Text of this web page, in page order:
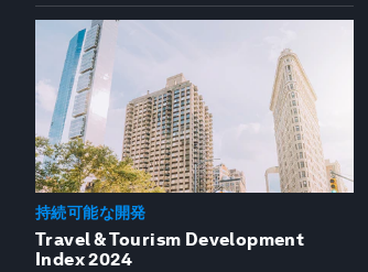
持続可能な開発
Travel & Tourism Development
Index 2024